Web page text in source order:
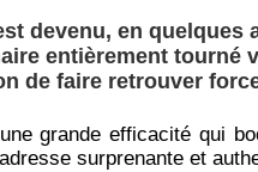
devenu, en
entièrement tourné
de faire retrouver
grande efficacité qui
surprenante et